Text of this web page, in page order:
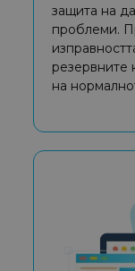
защита на
проблеми.
резервните
на